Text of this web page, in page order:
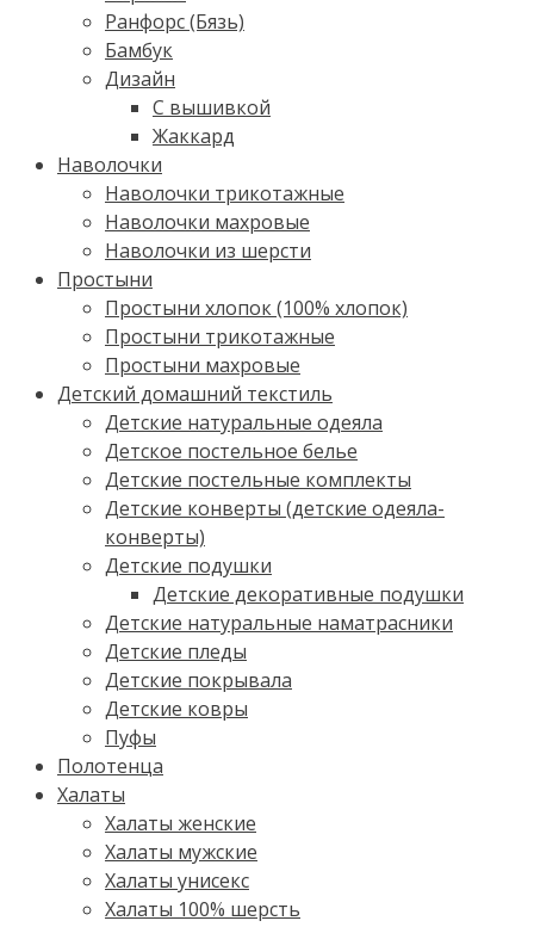
Ранфорс (Бязь)
Бамбук
Дизайн
С вышивкой
Жаккард
Наволочки
Наволочки трикотажные
Наволочки махровые
Наволочки из шерсти
Простыни
Простыни хлопок (100% хлопок)
Простыни трикотажные
Простыни махровые
Детский домашний текстиль
Детские натуральные одеяла
Детское постельное белье
Детские постельные комплекты
Детские конверты (детские одеяла-
конверты)
Детские подушки
Детские декоративные подушки
Детские натуральные наматрасники
Детские пледы
Детские покрывала
Детские ковры
Пуфы
Полотенца
Халаты
Халаты женские
Халаты мужские
Халаты унисекс
Халаты 100% шерсть